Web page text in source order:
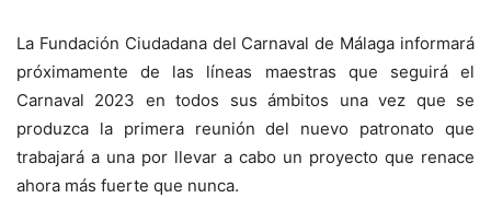
La Fundación Ciudadana del Carnaval de Málaga informará
próximamente de las líneas maestras que seguirá el
Carnaval 2023 en todos sus ámbitos una vez que se
produzca la primera reunión del nuevo patronato que
trabajará a una por llevar a cabo un proyecto que renace
ahora más fuerte que nunca.